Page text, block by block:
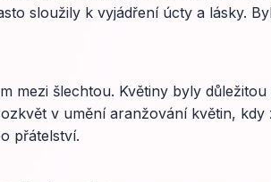
sloužily k vyjádření úcty a lásky.
mezi šlechtou. Květiny byly
v umění aranžování květin,
přátelství.